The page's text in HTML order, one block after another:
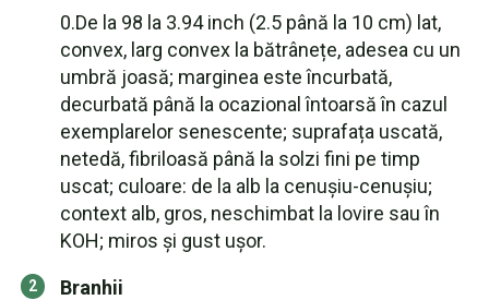
0.De la 98 la 3.94 inch (2.5 până la 10 cm) lat,
convex, larg convex la bătrânețe, adesea cu un
umbră joasă; marginea este încurbată,
decurbată până la ocazional întoarsă în cazul
exemplarelor senescente; suprafața uscată,
netedă, fibriloasă până la solzi fini pe timp
uscat; culoare: de la alb la cenușiu-cenușiu;
context alb, gros, neschimbat la lovire sau în
KOH; miros și gust ușor.
Branhii